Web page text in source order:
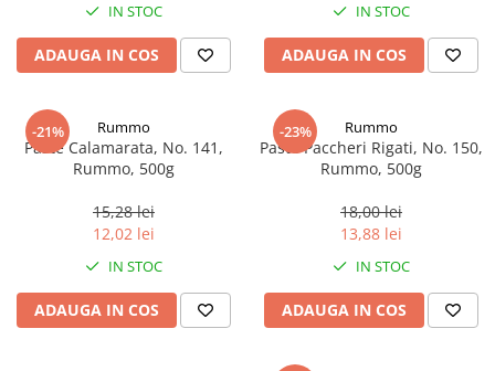
IN STOC
ADAUGA IN COS
IN STOC
ADAUGA IN COS
-21% Rummo
Paste Calamarata, No. 141,
Rummo, 500g
15,28 lei
12,02 lei
IN STOC
ADAUGA IN COS
-23% Rummo
Paste Paccheri Rigati, No. 150,
Rummo, 500g
18,00 lei
13,88 lei
IN STOC
ADAUGA IN COS